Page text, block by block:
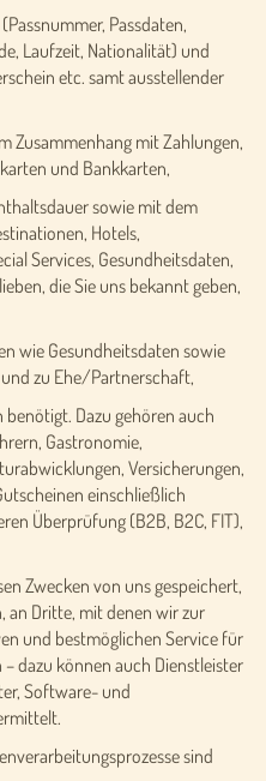
Passdaten,
Laufzeit, Nationalität) und
etc. samt ausstellender
mit Zahlungen,
und Bankkarten,
sowie mit dem
Hotels,
Services, Gesundheitsdaten,
die Sie uns bekannt geben,
wie Gesundheitsdaten sowie
zu Ehe/Partnerschaft,
Dazu gehören auch
Gastronomie,
Versicherungen,
einschließlich
Überprüfung (B2B, B2C, FIT),
Zwecken von uns gespeichert,
Dritte, mit denen wir zur
und bestmöglichen Service für
dazu können auch Dienstleister
Software- und
sind